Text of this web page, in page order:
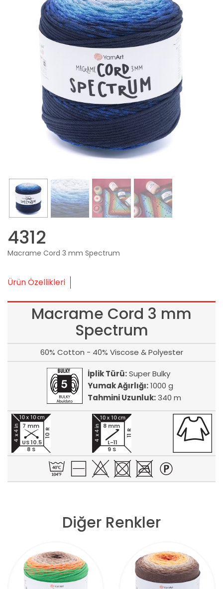
4312
Macrame Cord 3 mm Spectrum
Ürün Özellikleri
Macrame Cord 3 mm
Spectrum
60% Cotton - 40% Viscose & Polyester
İplik Türü:Super Bulky
Yumak Ağırlığı:1000 g
Tahmini Uzunluk:340 m
8 S
10 R
7 mm
US 10.5
9 S
11 R
8 mm
L-11
Diğer Renkler